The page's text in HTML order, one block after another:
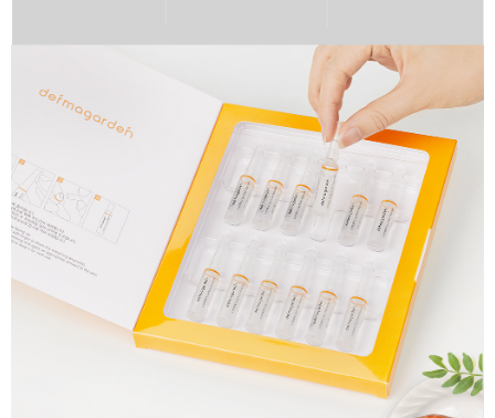
이코 라이프 하